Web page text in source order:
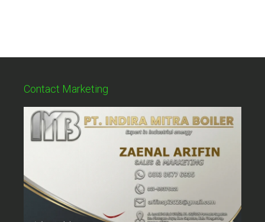
Contact Marketing